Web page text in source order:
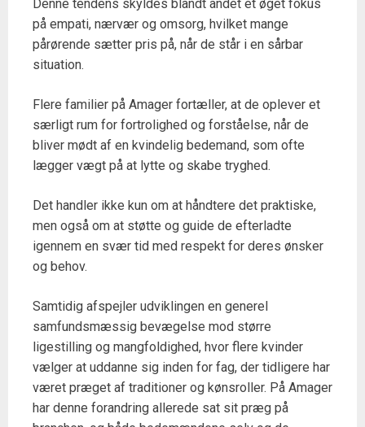
Denne tendens skyldes blandt andet et øget fokus
på empati, nærvær og omsorg, hvilket mange
pårørende sætter pris på, når de står i en sårbar
situation.
Flere familier på Amager fortæller, at de oplever et
særligt rum for fortrolighed og forståelse, når de
bliver mødt af en kvindelig bedemand, som ofte
lægger vægt på at lytte og skabe tryghed.
Det handler ikke kun om at håndtere det praktiske,
men også om at støtte og guide de efterladte
igennem en svær tid med respekt for deres ønsker
og behov.
Samtidig afspejler udviklingen en generel
samfundsmæssig bevægelse mod større
ligestilling og mangfoldighed, hvor flere kvinder
vælger at uddanne sig inden for fag, der tidligere har
været præget af traditioner og kønsroller. På Amager
har denne forandring allerede sat sit præg på